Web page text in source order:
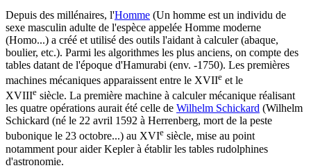
Depuis des millénaires, l'Homme (Un homme est un individu de
sexe masculin adulte de l'espèce appelée Homme moderne
(Homo...) a créé et utilisé des outils l'aidant à calculer (abaque,
boulier, etc.). Parmi les algorithmes les plus anciens, on compte des
tables datant de l'époque d'Hamurabi (env. -1750). Les premières
machines mécaniques apparaissent entre le XVIIe et le
XVIIIe siècle. La première machine à calculer mécanique réalisant
les quatre opérations aurait été celle de Wilhelm Schickard (Wilhelm
Schickard (né le 22 avril 1592 à Herrenberg, mort de la peste
bubonique le 23 octobre...) au XVIe siècle, mise au point
notamment pour aider Kepler à établir les tables rudolphines
d'astronomie.